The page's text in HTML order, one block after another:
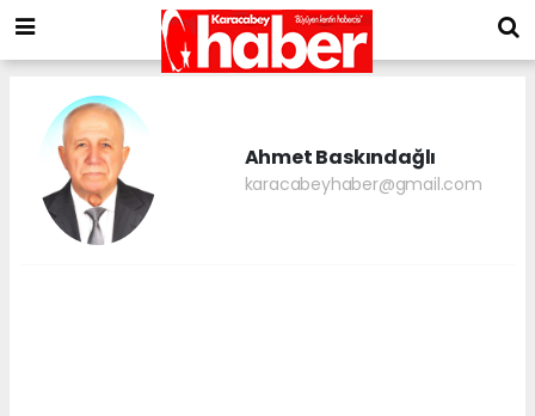
Ahmet Baskındağlı
karacabeyhaber@gmail.com